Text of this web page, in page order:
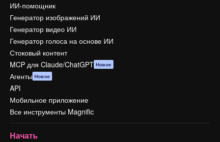
ИИ-помощник
Генератор изображений ИИ
Генератор видео ИИ
Генератор голоса на основе ИИ
Стоковый контент
MCP для Claude/ChatGPT Новое
Агенты Новое
API
Мобильное приложение
Все инструменты Magnific
Начать